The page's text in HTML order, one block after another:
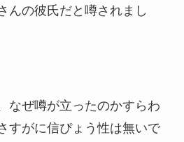
んの彼氏だと噂されまし
なぜ噂が立ったのかすらわ
すがに信ぴょう性は無いで